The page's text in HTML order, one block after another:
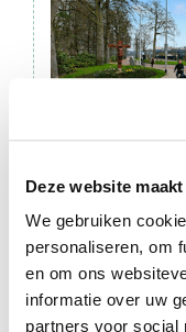
Deze website
We gebruiken
personaliseren, om
en om ons
informatie over uw
partners voor social
03 juli 2026
Houtlaan
In augustus
aanleg van de